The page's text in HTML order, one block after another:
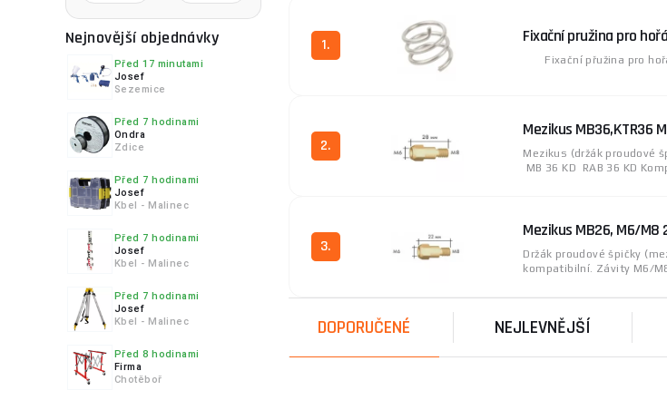
Nejnovější objednávky
Před 17 minutami
Josef
Sezemice
Před 7 hodinami
Ondra
Zdice
Před 7 hodinami
Josef
Kbel - Malinec
Před 7 hodinami
Josef
Kbel - Malinec
Před 7 hodinami
Josef
Kbel - Malinec
Před 8 hodinami
Firma
Chotěboř
sortiment svařovacích zdrojů, hořáků, příslušenství,
praktické využití a spolupráci s ověřenými partnery v
Pokud potřebujete poradit s výběrem nebo
1. Fixační pružina pro
Fixační přužina pro
2.
Mezikus MB36,KTR36
Mezikus (držák proudové
MB 36 KD RAB 36 KD
3.
Mezikus MB26, M6/M8
Držák proudové špičky
kompatibilní. Závity M6/
DOPORUČENÉ NEJLEVNĚJŠÍ